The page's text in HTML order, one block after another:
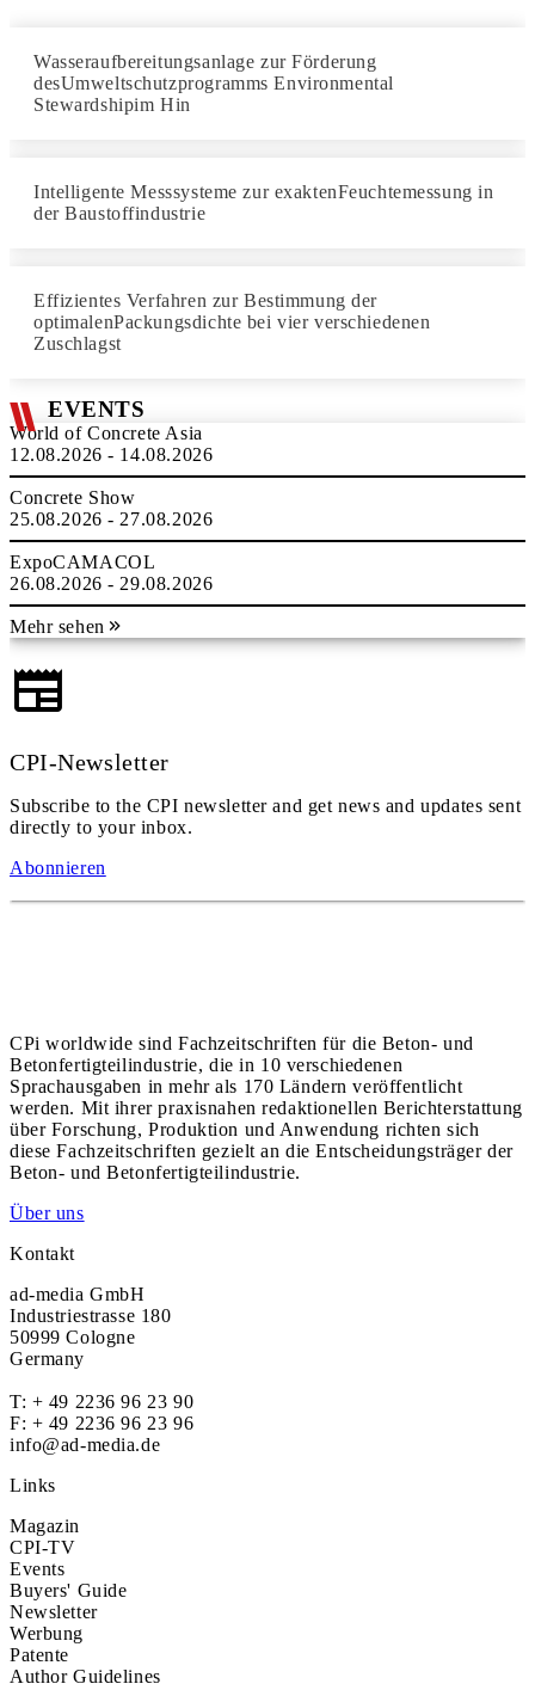
Wasseraufbereitungsanlage zur Förderung
desUmweltschutzprogramms Environmental
Stewardshipim Hin
Intelligente Messsysteme zur exaktenFeuchtemessung in
der Baustoffindustrie
Effizientes Verfahren zur Bestimmung der
optimalenPackungsdichte bei vier verschiedenen
Zuschlagst
EVENTS
World of Concrete Asia
12.08.2026 - 14.08.2026
Concrete Show
25.08.2026 - 27.08.2026
ExpoCAMACOL
26.08.2026 - 29.08.2026
Mehr sehen
CPI-Newsletter
Subscribe to the CPI newsletter and get news and updates sent
directly to your inbox.
Abonnieren
CPi worldwide sind Fachzeitschriften für die Beton- und
Betonfertigteilindustrie, die in 10 verschiedenen
Sprachausgaben in mehr als 170 Ländern veröffentlicht
werden. Mit ihrer praxisnahen redaktionellen Berichterstattung
über Forschung, Produktion und Anwendung richten sich
diese Fachzeitschriften gezielt an die Entscheidungsträger der
Beton- und Betonfertigteilindustrie.
Über uns
Kontakt
ad-media GmbH
Industriestrasse 180
50999 Cologne
Germany
T: + 49 2236 96 23 90
F: + 49 2236 96 23 96
info@ad-media.de
Links
Magazin
CPI-TV
Events
Buyers' Guide
Newsletter
Werbung
Patente
Author Guidelines